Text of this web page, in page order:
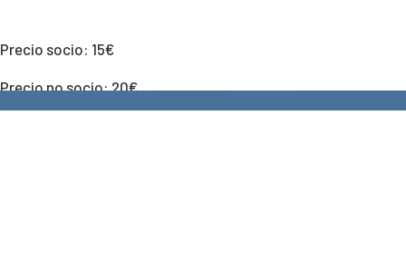
Precio socio: 15€
Precio no socio: 20€